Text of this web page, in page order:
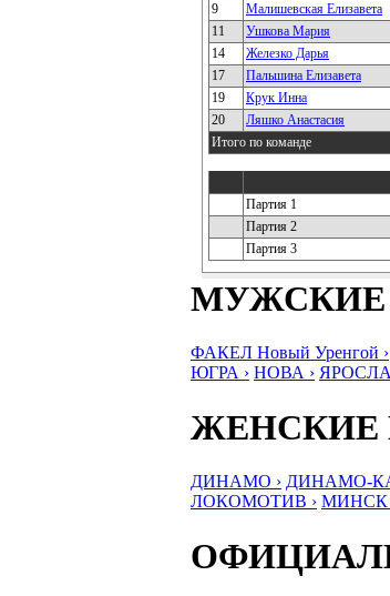
9 Малишевская Елизавета
11 Ушкова Мария
14 Железко Дарья
17 Пальшина Елизавета
19 Крук Инна
20 Ляшко Анастасия
Итого по команде
Партия 1
Партия 2
Партия 3
ФАКЕЛ Новый Уренгой ›
ЮГРА › НОВА ›
ЖЕНСКИЕ
ДИНАМО › ДИНАМО-
ЛОКОМОТИВ › МИНСК